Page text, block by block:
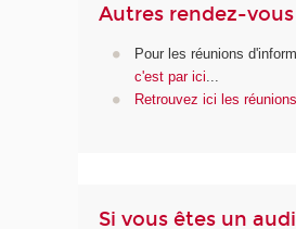
Autres rendez-vous
Pour les réunions
c'est par ici...
Retrouvez ici les
Si vous êtes un